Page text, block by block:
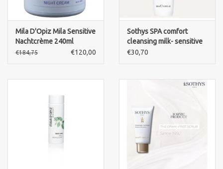
Mila D'Opiz Mila Sensitive
Nachtcrème 240ml
€184,75 €120,00
Sothys SPA comfort
cleansing milk- sensitive
skin
€30,70